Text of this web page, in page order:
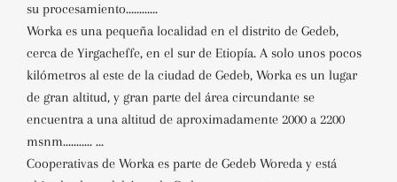
su procesamiento............
Worka es una pequeña localidad en el distrito de Gedeb,
cerca de Yirgacheffe, en el sur de Etiopía. A solo unos pocos
kilómetros al este de la ciudad de Gedeb, Worka es un lugar
de gran altitud, y gran parte del área circundante se
encuentra a una altitud de aproximadamente 2000 a 2200
msnm........... ...
Cooperativas de Worka es parte de Gedeb Woreda y está